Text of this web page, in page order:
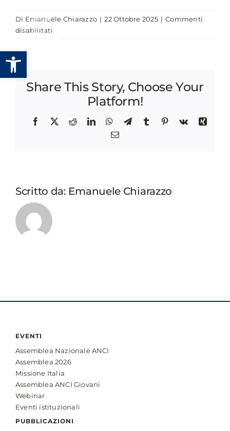
Apri la barra degli strumenti
contenuto
Di Emanuele Chiarazzo | 22 Ottobre 2025 | Commenti
disabilitatisu
CONTRASSEGNO
PARCHEGGIO
Share This Story, Choose Your
Platform!
Facebook
X RedditLinkedInWhatsApp
TelegramTumblr Pinterest
Vk Xing
Email
Scritto da: Emanuele Chiarazzo
EVENTI
Assemblea Nazionale ANCI
Assemblea 2026
Missione Italia
Assemblea ANCI Giovani
Webinar
Eventi istituzionali
PUBBLICAZIONI